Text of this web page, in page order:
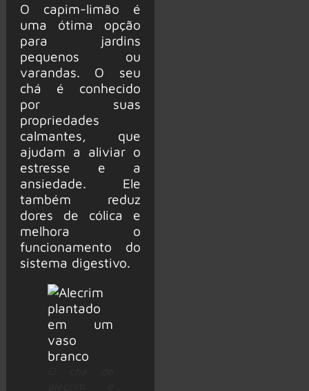
O capim-limão é
uma ótima opção
para jardins
pequenos ou
varandas. O seu
chá é conhecido
por suas
propriedades
calmantes, que
ajudam a aliviar o
estresse e a
ansiedade. Ele
também reduz
dores de cólica e
melhora o
funcionamento do
sistema digestivo.